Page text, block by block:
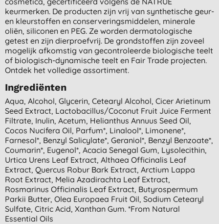
keurmerken. De producten zijn vrij van synthetische geur-
en kleurstoffen en conserveringsmiddelen, minerale
oliën, siliconen en PEG. Ze worden dermatologische
getest en zijn dierproefvrij. De grondstoffen zijn zoveel
mogelijk afkomstig van gecontroleerde biologische teelt
of biologisch-dynamische teelt en Fair Trade projecten.
Ontdek het volledige assortiment.
Ingrediënten
Aqua, Alcohol, Glycerin, Cetearyl Alcohol, Cicer Arietinum
Seed Extract, Lactobacillus/coconut Fruit Juice Ferment
Filtrate, Inulin, Acetum, Helianthus Annuus Seed Oil,
Cocos Nucifera Oil, Parfum*, Linalool*, Limonene*,
Farnesol*, Benzyl Salicylate*, Geraniol*, Benzyl Benzoate*,
Coumarin*, Eugenol*, Acacia Senegal Gum, Lysolecithin,
Urtica Urens Leaf Extract, Althaea Officinalis Leaf
Extract, Quercus Robur Bark Extract, Arctium Lappa
Root Extract, Melia Azadirachta Leaf Extract,
Rosmarinus Officinalis Leaf Extract, Butyrospermum
Parkii Butter, Olea Europaea Fruit Oil, Sodium Cetearyl
Sulfate, Citric Acid, Xanthan Gum. *from Natural
Essential Oils